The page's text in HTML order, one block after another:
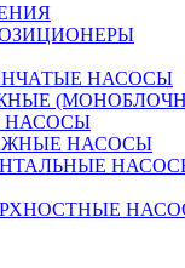
НАСОСЫ
НАСОСЫ
НАСОСЫ